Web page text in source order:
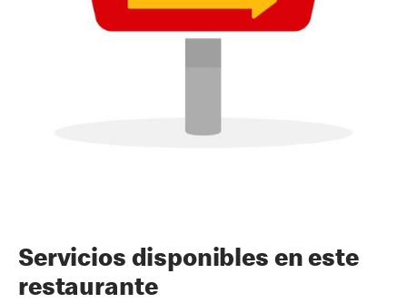
Servicios disponibles en este
restaurante